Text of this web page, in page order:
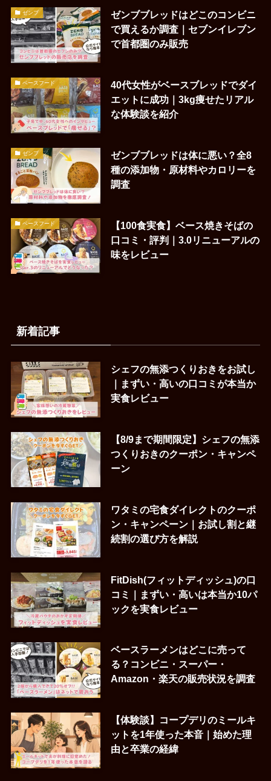
ゼンブ
ゼンブブレッドはどこのコンビニ
で買えるか調査｜セブンイレブン
で首都圏のみ販売
ベースフード
40代女性がベースブレッドでダイ
エットに成功｜3kg痩せたリアル
な体験談を紹介
ゼンブ
ゼンブブレッドは体に悪い？全8
種の添加物・原材料やカロリーを
調査
ベースフード
【100食実食】ベース焼きそばの
口コミ・評判｜3.0リニューアルの
味をレビュー
新着記事
シェフの無添つくりおきをお試し
｜まずい・高いの口コミが本当か
実食レビュー
【8/9まで期間限定】シェフの無添
つくりおきのクーポン・キャンペ
ーン
ワタミの宅食ダイレクトのクーポ
ン・キャンペーン｜お試し割と継
続割の選び方を解説
FitDish(フィットディッシュ)の口
コミ｜まずい・高いは本当か10パ
ックを実食レビュー
ベースラーメンはどこに売って
る？コンビニ・スーパー・
Amazon・楽天の販売状況を調査
【体験談】コープデリのミールキ
ットを1年使った本音｜始めた理
由と卒業の経緯